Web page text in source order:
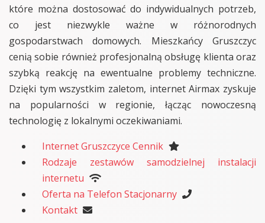
które można dostosować do indywidualnych potrzeb,
co jest niezwykle ważne w różnorodnych
gospodarstwach domowych. Mieszkańcy Gruszczyc
cenią sobie również profesjonalną obsługę klienta oraz
szybką reakcję na ewentualne problemy techniczne.
Dzięki tym wszystkim zaletom, internet Airmax zyskuje
na popularności w regionie, łącząc nowoczesną
technologię z lokalnymi oczekiwaniami.
Internet Gruszczyce Cennik
Rodzaje zestawów samodzielnej instalacji
internetu
Oferta na Telefon Stacjonarny
Kontakt